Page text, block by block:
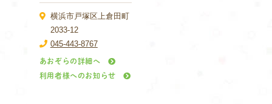
横浜市戸塚区上倉田町
2033-12
045-443-8767
あおぞらの詳細へ
利用者様へのお知らせ